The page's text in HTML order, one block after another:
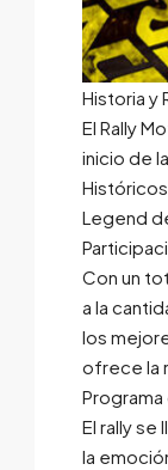
Historia y
El Rally
inicio de
Legend
Con un
a la
los
ofrece la
El rally
la